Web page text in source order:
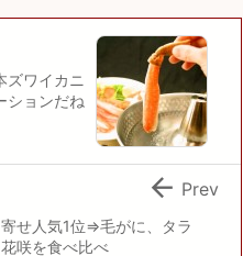
ズワイカニ
ションだね
せ人気1位⇒毛がに、タラ
咲を食べ比べ
 Prev